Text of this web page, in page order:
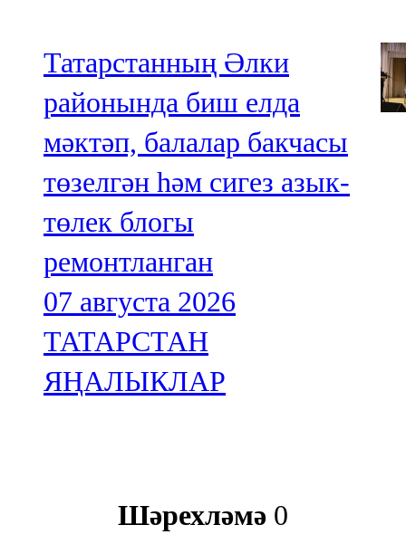
Татарстанның Әлки
районында биш елда
мәктәп, балалар бакчасы
төзелгән һәм сигез азык-
төлек блогы
ремонтланган
07 августа 2026
ТАТАРСТАН
ЯҢАЛЫКЛАР
Шәрехләмә 0